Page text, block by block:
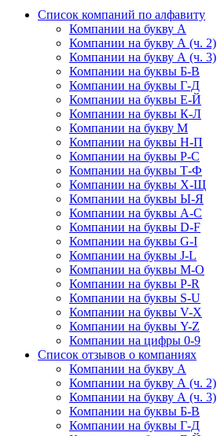
Список компаний по алфавиту
Компании на букву А
Компании на букву А (ч. 2)
Компании на букву А (ч. 3)
Компании на буквы Б-В
Компании на буквы Г-Д
Компании на буквы Е-Й
Компании на буквы К-Л
Компании на букву М
Компании на буквы Н-П
Компании на буквы Р-С
Компании на буквы Т-Ф
Компании на буквы Х-Щ
Компании на буквы Ы-Я
Компании на буквы A-C
Компании на буквы D-F
Компании на буквы G-I
Компании на буквы J-L
Компании на буквы M-O
Компании на буквы P-R
Компании на буквы S-U
Компании на буквы V-X
Компании на буквы Y-Z
Компании на цифры 0-9
Список отзывов о компаниях
Компании на букву А
Компании на букву А (ч. 2)
Компании на букву А (ч. 3)
Компании на буквы Б-В
Компании на буквы Г-Д